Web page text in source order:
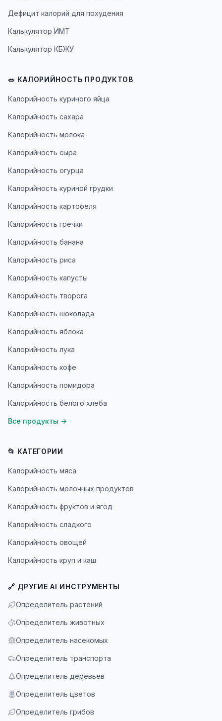
Дефицит калорий для похудения
Калькулятор ИМТ
Калькулятор КБЖУ
🥗 КАЛОРИЙНОСТЬ ПРОДУКТОВ
Калорийность куриного яйца
Калорийность сахара
Калорийность молока
Калорийность сыра
Калорийность огурца
Калорийность куриной грудки
Калорийность картофеля
Калорийность гречки
Калорийность банана
Калорийность риса
Калорийность капусты
Калорийность творога
Калорийность шоколада
Калорийность яблока
Калорийность лука
Калорийность кофе
Калорийность помидора
Калорийность белого хлеба
Все продукты →
📂 КАТЕГОРИИ
Калорийность мяса
Калорийность молочных продуктов
Калорийность фруктов и ягод
Калорийность сладкого
Калорийность овощей
Калорийность круп и каш
🔗 ДРУГИЕ AI ИНСТРУМЕНТЫ
Определитель растений
Определитель животных
Определитель насекомых
Определитель транспорта
Определитель деревьев
Определитель цветов
Определитель грибов